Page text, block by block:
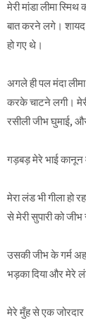
मेरी मांडा लीमा
बात करने लगे।
हो गए थे।
अगले ही पल मंदा
करके चाटने लगी। मेरी
रसीली जीभ घुमाई,
गड़बड़ मेरे भाई कानून
मेरा लंड भी गीला हो
से मेरी सुपारी को
उसकी जीभ के गर्म
भड़का दिया और मेरे
मेरे मुँह से एक